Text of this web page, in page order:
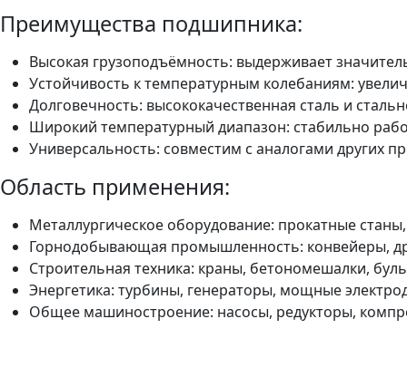
Преимущества подшипника:
Высокая грузоподъёмность: выдерживает
Устойчивость к температурным колебаниям:
Долговечность: высококачественная сталь и
Широкий температурный диапазон: стабильно
Универсальность: совместим с аналогами других
Область применения:
Металлургическое оборудование: прокатные
Горнодобывающая промышленность: конвейеры,
Строительная техника: краны, бетономешалки,
Энергетика: турбины, генераторы, мощные
Общее машиностроение: насосы, редукторы,